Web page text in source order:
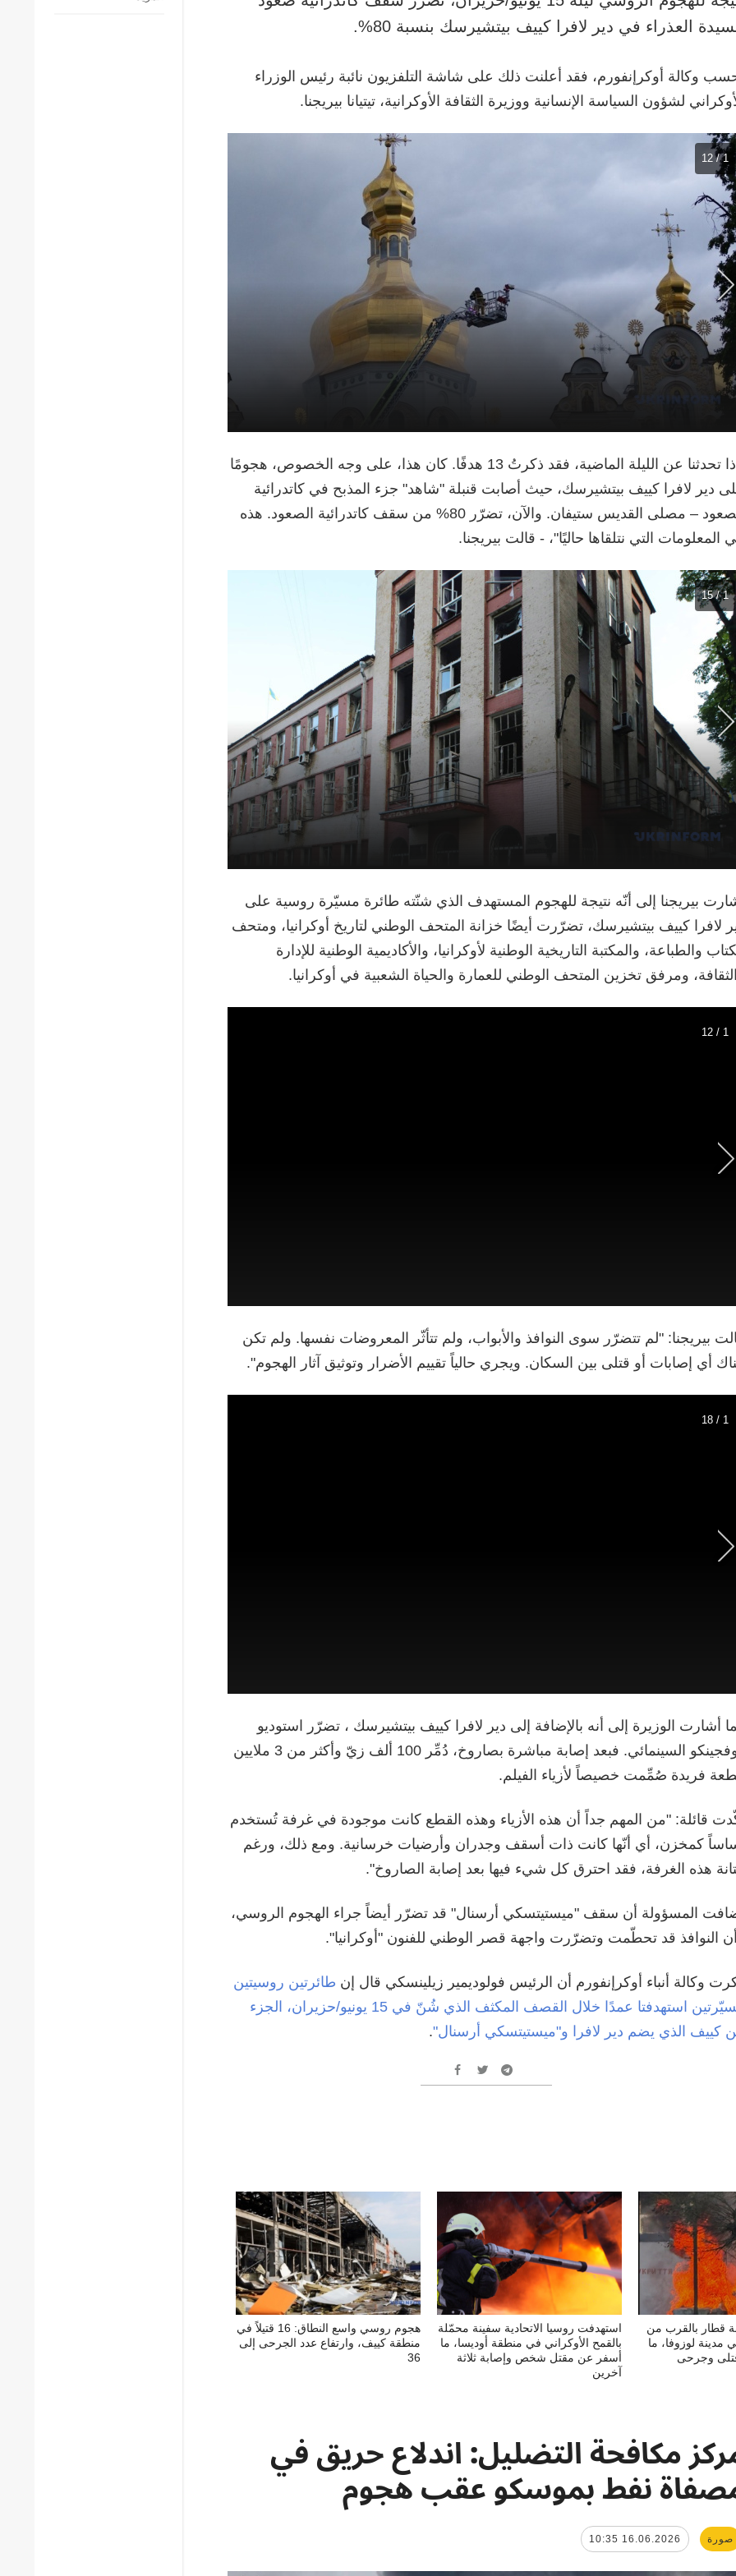
العذراء في دير لافرا كييف بيتشيرسك بنسبة 80%.
وكالة أوكرإنفورم، فقد أعلنت ذلك على شاشة التلفزيون نائبة رئيس الوزراء
لشؤون السياسة الإنسانية ووزيرة الثقافة الأوكرانية، تيتيانا بيريجنا.
1 / 12
"إذا تحدثنا عن الليلة الماضية، فقد ذكرتُ 13 هدفًا. كان هذا، على وجه الخصوص، هجومًا
دير لافرا كييف بيتشيرسك، حيث أصابت قنبلة "شاهد" جزء المذبح في كاتدرائية
الصعود – مصلى القديس ستيفان. والآن، تضرّر 80% من سقف كاتدرائية الصعود. هذه
المعلومات التي نتلقاها حاليًا"، - قالت بيريجنا.
1 / 15
بيريجنا إلى أنّه نتيجة للهجوم المستهدف الذي شنّته طائرة مسيّرة روسية على
لافرا كييف بيتشيرسك، تضرّرت أيضًا خزانة المتحف الوطني لتاريخ أوكرانيا، ومتحف
والطباعة، والمكتبة التاريخية الوطنية لأوكرانيا، والأكاديمية الوطنية للإدارة
ومرفق تخزين المتحف الوطني للعمارة والحياة الشعبية في أوكرانيا.
1 / 12
بيريجنا: "لم تتضرّر سوى النوافذ والأبواب، ولم تتأثّر المعروضات نفسها. ولم تكن
أي إصابات أو قتلى بين السكان. ويجري حالياً تقييم الأضرار وتوثيق آثار الهجوم".
1 / 18
أشارت الوزيرة إلى أنه بالإضافة إلى دير لافرا كييف بيتشيرسك ، تضرّر استوديو
دوفجينكو السينمائي. فبعد إصابة مباشرة بصاروخ، دُمِّر 100 ألف زيّ وأكثر من 3 ملايين
فريدة صُمِّمت خصيصاً لأزياء الفيلم.
قائلة: "من المهم جداً أن هذه الأزياء وهذه القطع كانت موجودة في غرفة تُستخدم
كمخزن، أي أنّها كانت ذات أسقف وجدران وأرضيات خرسانية. ومع ذلك، ورغم
هذه الغرفة، فقد احترق كل شيء فيها بعد إصابة الصاروخ".
المسؤولة أن سقف "ميستيتسكي أرسنال" قد تضرّر أيضاً جراء الهجوم الروسي،
النوافذ قد تحطّمت وتضرّرت واجهة قصر الوطني للفنون "أوكرانيا".
وكالة أنباء أوكرإنفورم أن الرئيس فولوديمير زيلينسكي قال إن طائرتين روسيتين
مسيّرتين استهدفتا عمدًا خلال القصف المكثف الذي شُنّ في 15 يونيو/حزيران، الجزء
كييف الذي يضم دير لافرا و"ميستيتسكي أرسنال".
قطار بالقرب من
لوزوفا، ما
وجرحى
استهدفت روسيا الاتحادية سفينة محمّلة
بالقمح الأوكراني في منطقة أوديسا، ما
أسفر عن مقتل شخص وإصابة ثلاثة
آخرين
هجوم روسي واسع النطاق: 16 قتيلاً في
منطقة كييف، وارتفاع عدد الجرحى إلى
36
مكافحة التضليل: اندلاع حريق في
نفط بموسكو عقب هجوم
صورة 16.06.2026 10:35